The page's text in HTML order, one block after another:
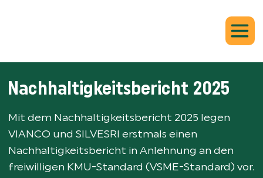
Nachhaltigkeitsbericht 2025
Mit dem Nachhaltigkeitsbericht 2025 legen
VIANCO und SILVESRI erstmals einen
Nachhaltigkeitsbericht in Anlehnung an den
freiwilligen KMU-Standard (VSME-Standard) vor.